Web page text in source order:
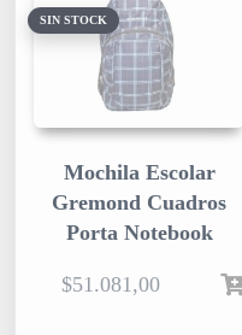
SIN STOCK
Mochila Escolar
Gremond Cuadros
Porta Notebook
$51.081,00